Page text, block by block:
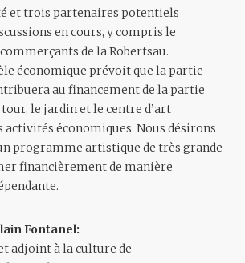
et trois partenaires potentiels
en cours, y compris le
de la Robertsau.
économique prévoit que la partie
au financement de la partie
le jardin et le centre d’art
économiques. Nous désirons
programme artistique de très grande
financièrement de manière
Fontanel:
adjoint à la culture de